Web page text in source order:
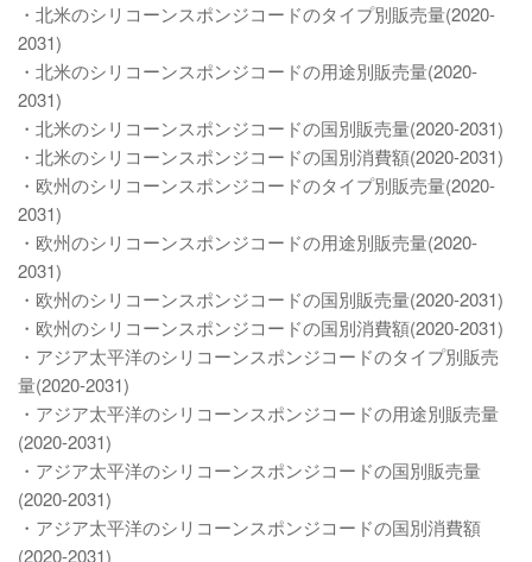
・北米のシリコーンスポンジコードのタイプ別販売量(2020-
2031)
・北米のシリコーンスポンジコードの用途別販売量(2020-
2031)
・北米のシリコーンスポンジコードの国別販売量(2020-2031)
・北米のシリコーンスポンジコードの国別消費額(2020-2031)
・欧州のシリコーンスポンジコードのタイプ別販売量(2020-
2031)
・欧州のシリコーンスポンジコードの用途別販売量(2020-
2031)
・欧州のシリコーンスポンジコードの国別販売量(2020-2031)
・欧州のシリコーンスポンジコードの国別消費額(2020-2031)
・アジア太平洋のシリコーンスポンジコードのタイプ別販売
量(2020-2031)
・アジア太平洋のシリコーンスポンジコードの用途別販売量
(2020-2031)
・アジア太平洋のシリコーンスポンジコードの国別販売量
(2020-2031)
・アジア太平洋のシリコーンスポンジコードの国別消費額
(2020-2031)